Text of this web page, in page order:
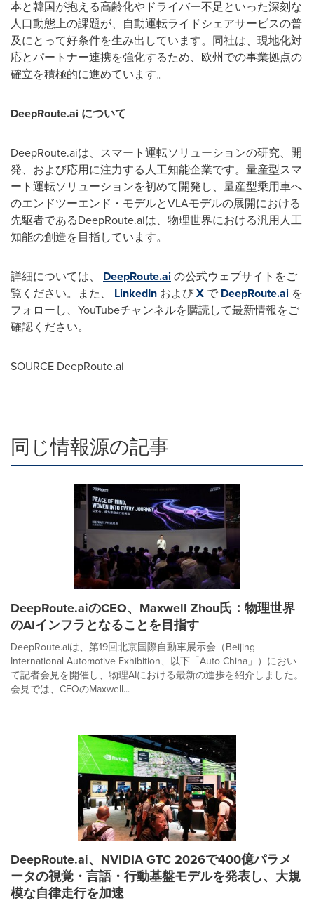
本と韓国が抱える高齢化やドライバー不足といった深刻な
人口動態上の課題が、自動運転ライドシェアサービスの普
及にとって好条件を生み出しています。同社は、現地化対
応とパートナー連携を強化するため、欧州での事業拠点の
確立を積極的に進めています。
DeepRoute.ai について
DeepRoute.aiは、スマート運転ソリューションの研究、開
発、および応用に注力する人工知能企業です。量産型スマ
ート運転ソリューションを初めて開発し、量産型乗用車へ
のエンドツーエンド・モデルとVLAモデルの展開における
先駆者であるDeepRoute.aiは、物理世界における汎用人工
知能の創造を目指しています。
詳細については、 DeepRoute.aiの公式ウェブサイトをご
覧ください。また、
LinkedIn およびX で DeepRoute.ai を
フォローし、 YouTubeチャンネルを購読して最新情報をご
確認ください。
SOURCE DeepRoute.ai
同じ情報源の記事
DeepRoute.aiのCEO、Maxwell Zhou氏：物理世界
のAIインフラとなることを目指す
DeepRoute.aiは、第19回北京国際自動車展示会（Beijing
International Automotive Exhibition、以下「Auto China」）におい
て記者会見を開催し、物理AIにおける最新の進歩を紹介しました。
会見では、CEOのMaxwell...
DeepRoute.ai、NVIDIA GTC 2026で400億パラメ
ータの視覚・言語・行動基盤モデルを発表し、大規
模な自律走行を加速